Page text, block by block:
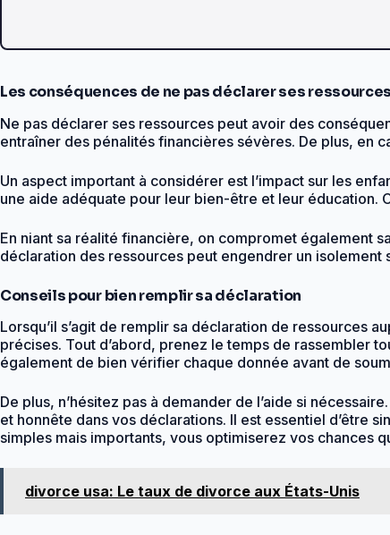
Les conséquences de ne pas déclarer ses ressources
Ne pas déclarer ses ressources peut avoir des
entraîner des pénalités financières sévères. De plus, en
Un aspect important à considérer est l’impact sur les
une aide adéquate pour leur bien-être et leur éducation.
En niant sa réalité financière, on compromet également
déclaration des ressources peut engendrer un
Conseils pour bien remplir sa déclaration
Lorsqu’il s’agit de remplir sa déclaration de ressources
précises. Tout d’abord, prenez le temps de rassembler
également de bien vérifier chaque donnée avant de
De plus, n’hésitez pas à demander de l’aide si
et honnête dans vos déclarations. Il est essentiel d’être
simples mais importants, vous optimiserez vos chances
divorce usa: Le taux de divorce aux États-Unis